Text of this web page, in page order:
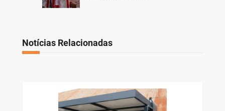
Notícias Relacionadas